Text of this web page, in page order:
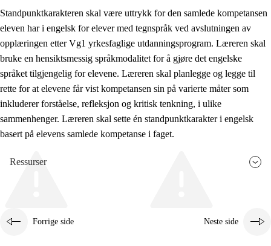
Standpunktkarakteren skal være uttrykk for den samlede kompetansen
eleven har i engelsk for elever med tegnspråk ved avslutningen av
opplæringen etter Vg1 yrkesfaglige utdanningsprogram. Læreren skal
bruke en hensiktsmessig språkmodalitet for å gjøre det engelske
språket tilgjengelig for elevene. Læreren skal planlegge og legge til
rette for at elevene får vist kompetansen sin på varierte måter som
inkluderer forståelse, refleksjon og kritisk tenkning, i ulike
sammenhenger. Læreren skal sette én standpunktkarakter i engelsk
basert på elevens samlede kompetanse i faget.
Ressurser
Forrige side Neste side